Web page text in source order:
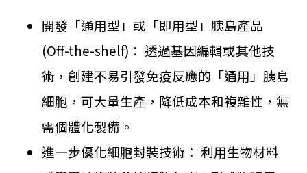
開發「通用型」或「即用型」胰島產品
(Off-the-shelf)： 透過基因編輯或其他技
術，創建不易引發免疫反應的「通用」胰島
細胞，可大量生產，降低成本和複雜性，無
需個體化製備。
進一步優化細胞封裝技術： 利用生物材料